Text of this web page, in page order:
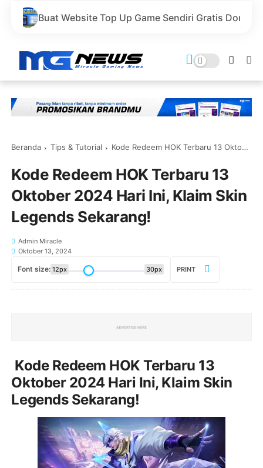
Top Up Game Sendiri Gratis Domain dan Harga Lebih
Beranda Tips & Tutorial Kode Redeem HOK Terbaru 13 Oktober 2024 Hari Ini, Klaim Skin Legends Sekarang!
Kode Redeem HOK Terbaru 13
Oktober 2024 Hari Ini, Klaim Skin
Legends Sekarang!
Admin Miracle
Oktober 13, 2024
Font size: 12px 30px PRINT
Kode Redeem HOK Terbaru 13
Oktober 2024 Hari Ini, Klaim Skin
Legends Sekarang!